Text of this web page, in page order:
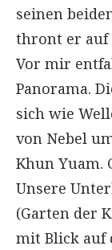
seinen
thront er auf
Vor mir
Panorama.
sich wie
von Nebel
Khun Yuam.
Unsere
(Garten der
mit Blick auf